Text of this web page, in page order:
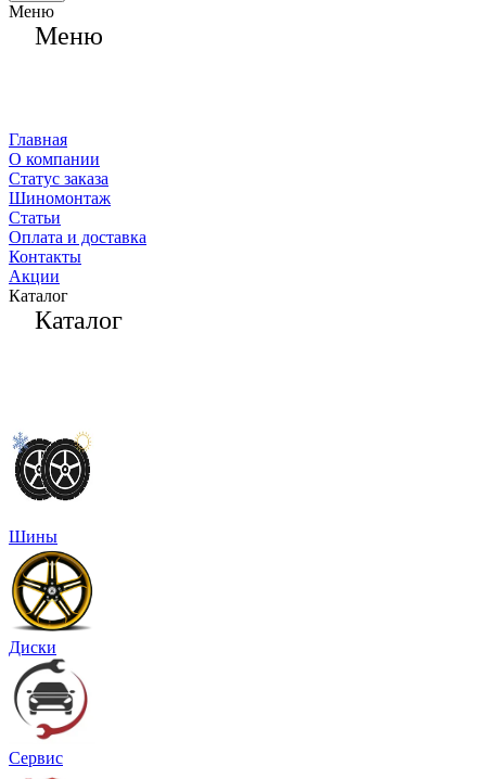
Меню
Меню
Главная
О компании
Статус заказа
Шиномонтаж
Статьи
Оплата и доставка
Контакты
Акции
Каталог
Каталог
Шины
Диски
Сервис